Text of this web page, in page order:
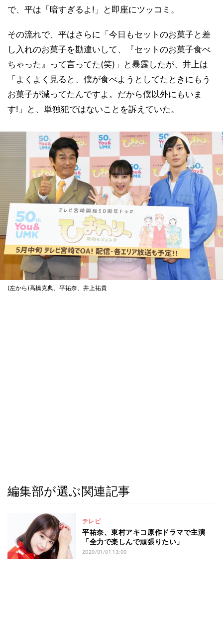
で、平は「暗すぎるよ!」と即座にツッコミ。
その流れで、平はさらに「今日もセットのお菓子と差
し入れのお菓子を勘違いして、『セットのお菓子食べ
ちゃった』って言ってた(笑)」と暴露したが、井上は
「よくよく見ると、僕が食べようとしてたときにもう
お菓子が減ってたんですよ。だから僕以外にもいま
す!」と、単独犯ではないことを訴えていた。
(左から)高橋克典、平祐奈、井上祐貴
編集部が選ぶ関連記事
テレビ
平祐奈、東村アキコ原作ドラマで主演
「全力で楽しんで頑張りたい」
2020/01/01 13:00